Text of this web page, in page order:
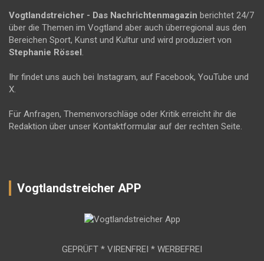
Vogtlandstreicher - Das Nachrichtenmagazin berichtet 24/7
über die Themen im Vogtland aber auch überregional aus den
Bereichen Sport, Kunst und Kultur und wird produziert von
Stephanie Rössel.
Ihr findet uns auch bei Instagram, auf Facebook, YouTube und
X.
Für Anfragen, Themenvorschläge oder Kritik erreicht ihr die
Redaktion über unser Kontaktformular auf der rechten Seite.
Vogtlandstreicher APP
GEPRÜFT * VIRENFREI * WERBEFREI